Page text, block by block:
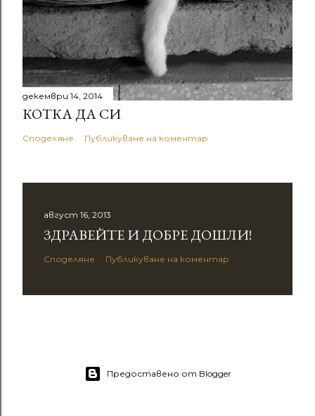
декември 14, 2014
КОТКА ДА СИ
Споделяне Публикуване на коментар
август 16, 2013
ЗДРАВЕЙТЕ И ДОБРЕ ДОШЛИ!
Споделяне Публикуване на коментар
Предоставено от Blogger